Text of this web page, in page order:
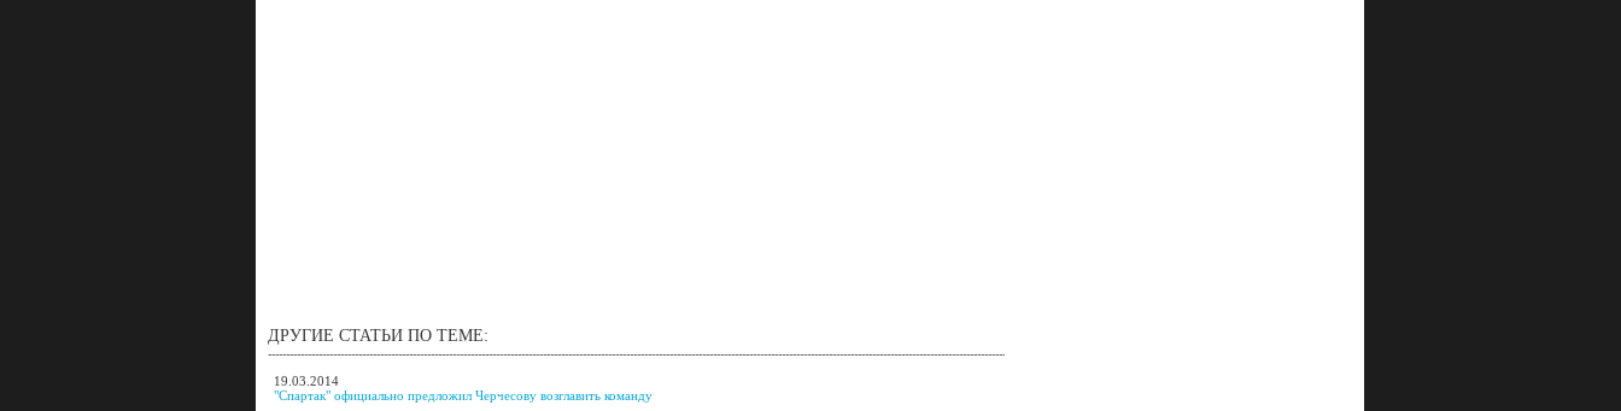
ДРУГИЕ СТАТЬИ ПО ТЕМЕ:
19.03.2014
"Спартак" официально предложил Черчесову возглавить команду